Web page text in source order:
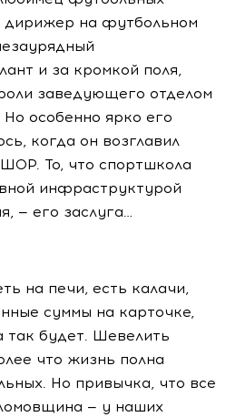
дирижер на футбольном
и за кромкой поля,
заведующего отделом
особенно ярко его
когда он возглавил
То, что спортшкола
инфраструктурой
— его заслуга…
на печи, есть калачи,
суммы на карточке,
так будет. Шевелить
что жизнь полна
Но привычка, что все
— у наших